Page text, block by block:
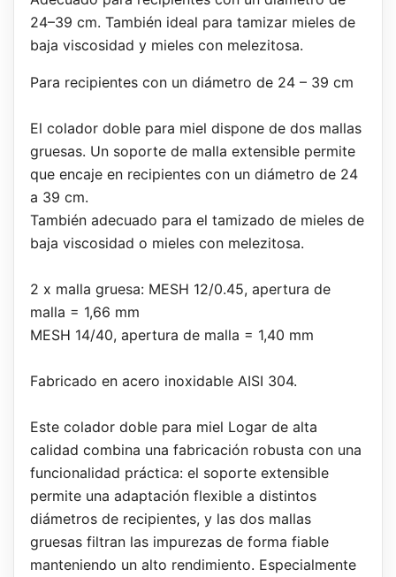
24–39 cm. También ideal para tamizar mieles de
baja viscosidad y mieles con melezitosa.
Para recipientes con un diámetro de 24 – 39 cm
El colador doble para miel dispone de dos mallas
gruesas. Un soporte de malla extensible permite
que encaje en recipientes con un diámetro de 24
a 39 cm.
También adecuado para el tamizado de mieles de
baja viscosidad o mieles con melezitosa.
2 x malla gruesa: MESH 12/0.45, apertura de
malla = 1,66 mm
MESH 14/40, apertura de malla = 1,40 mm
Fabricado en acero inoxidable AISI 304.
Este colador doble para miel Logar de alta
calidad combina una fabricación robusta con una
funcionalidad práctica: el soporte extensible
permite una adaptación flexible a distintos
diámetros de recipientes, y las dos mallas
gruesas filtran las impurezas de forma fiable
manteniendo un alto rendimiento. Especialmente